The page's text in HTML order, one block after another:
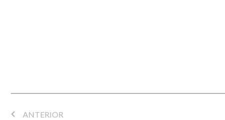
ANTERIOR